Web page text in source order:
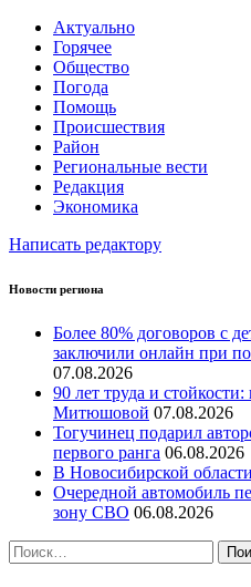
Актуально
Горячее
Общество
Погода
Помощь
Происшествия
Район
Региональные вести
Редакция
Экономика
Написать редактору
Новости региона
Более 80% договоров с
заключили онлайн при
07.08.2026
90 лет труда и
Митюшовой 07.08.2026
Тогучинец подарил
первого ранга 06.08.2026
В Новосибирской
Очередной автомобиль
зону СВО 06.08.2026
Найти: